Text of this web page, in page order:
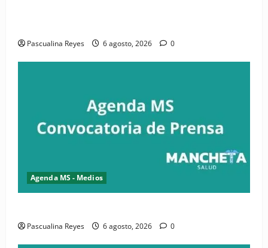
Pascualina Reyes 6 agosto, 2026 0
Agenda MS - Medios
Pascualina Reyes 6 agosto, 2026 0